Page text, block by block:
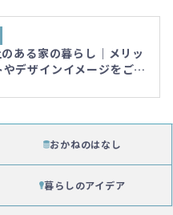
ある家の暮らし｜メリッ
やデザインイメージをご紹
おかねのはなし
暮らしのアイデア